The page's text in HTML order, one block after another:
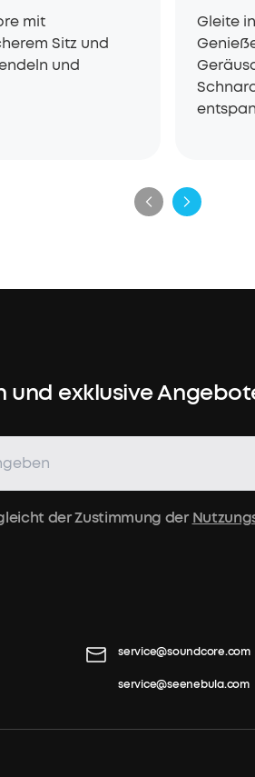
mit
Sitz und
und
Gleite
exklusive
der Zustimmung der
service@soundcore.com
service@seenebula.com